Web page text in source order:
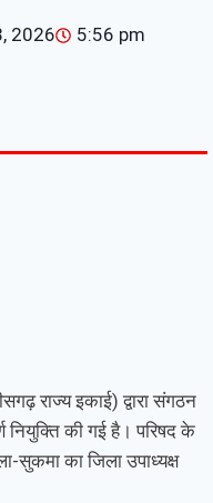
2026
5:56 pm
राज्य इकाई) द्वारा संगठन
नियुक्ति की गई है। परिषद के
सुकमा का जिला उपाध्यक्ष